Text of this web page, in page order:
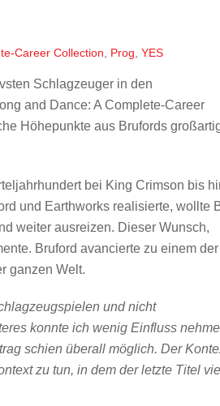
Career Collection Prog YES
Schlagzeuger in den
and Dance: A Complete-Career
Höhepunkte aus Brufords
bei King Crimson bis
und Earthworks realisierte, wollte
weiter ausreizen. Dieser Wunsch,
Bruford avancierte zu einem der
ganzen Welt.
und nicht
konnte ich wenig Einfluss
schien überall möglich. Der
zu tun, in dem der letzte Titel